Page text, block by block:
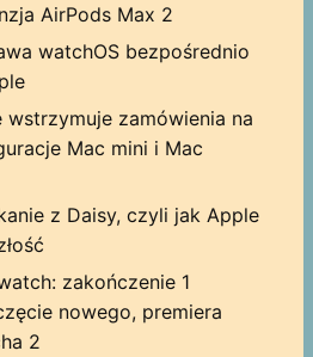
AirPods Max 2
watchOS bezpośrednio
wstrzymuje zamówienia na
Mac mini i Mac
z Daisy, czyli jak Apple
zakończenie 1
nowego, premiera
2